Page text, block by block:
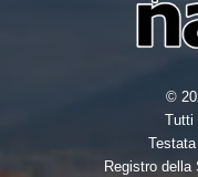
©
Tutti
Registro della